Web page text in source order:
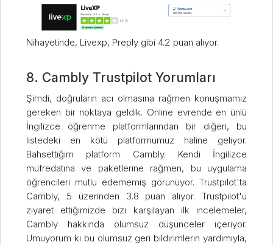
Nihayetinde, Livexp, Preply gibi 4.2 puan alıyor.
8. Cambly Trustpilot Yorumları
Şimdi, doğruların acı olmasına rağmen konuşmamız
gereken bir noktaya geldik. Online evrende en ünlü
İngilizce öğrenme platformlarından bir diğeri, bu
listedeki en kötü platformumuz haline geliyor.
Bahsettiğim platform Cambly. Kendi İngilizce
müfredatına ve paketlerine rağmen, bu uygulama
öğrencileri mutlu edememiş görünüyor. Trustpilot'ta
Cambly, 5 üzerinden 3.8 puan alıyor. Trustpilot'u
ziyaret ettiğimizde bizi karşılayan ilk incelemeler,
Cambly hakkında olumsuz düşünceler içeriyor.
Umuyorum ki bu olumsuz geri bildirimlerin yardımıyla,